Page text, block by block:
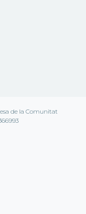
de la Comunitat